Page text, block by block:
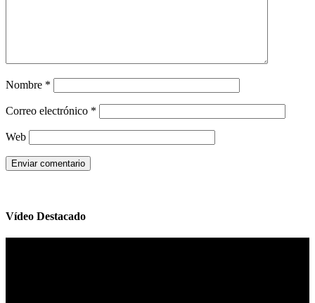
Nombre *
Correo electrónico *
Web
Vídeo Destacado